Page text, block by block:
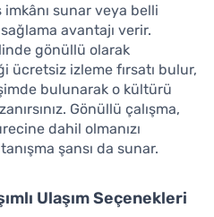
sunar veya belli
avantajı verir.
gönüllü olarak
ücretsiz izleme fırsatı bulur,
bulunarak o kültürü
Gönüllü çalışma,
dahil olmanızı
şansı da sunar.
Ulaşım Seçenekleri